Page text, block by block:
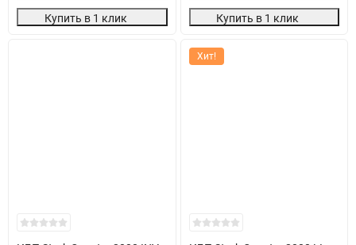
Купить в 1 клик Купить в 1 клик
Хит!